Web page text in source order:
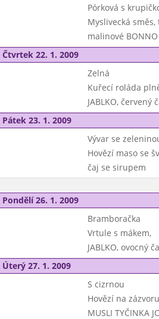
Pórková s
Myslivecká
malinové BONNO
Čtvrtek 22. 1. 2009
Zelná
Kuřecí roláda
JABLKO, červený
Pátek 23. 1. 2009
Vývar se
Hovězí maso se
čaj se sirupem
Pondělí 26. 1. 2009
Bramboračka
Vrtule s mákem,
JABLKO, ovocný
Úterý 27. 1. 2009
S cizrnou
Hovězí na
MUSLI TYČINKA